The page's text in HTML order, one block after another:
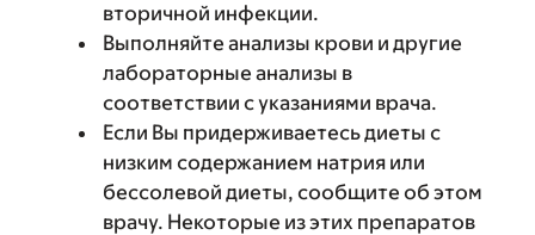
вторичной инфекции.
Выполняйте анализы крови и другие
лабораторные анализы в
соответствии с указаниями врача.
Если Вы придерживаетесь диеты с
низким содержанием натрия или
бессолевой диеты, сообщите об этом
врачу. Некоторые из этих препаратов